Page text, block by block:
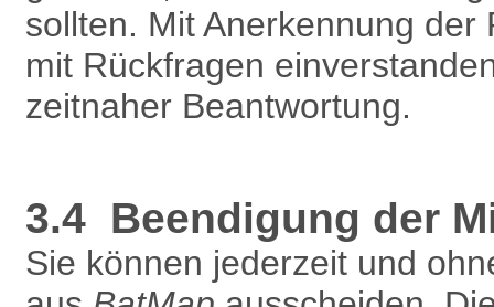
sollten. Mit Anerkennung
mit Rückfragen
zeitnaher Beantwortung.
3.4 Beendigung der
Sie können jederzeit und